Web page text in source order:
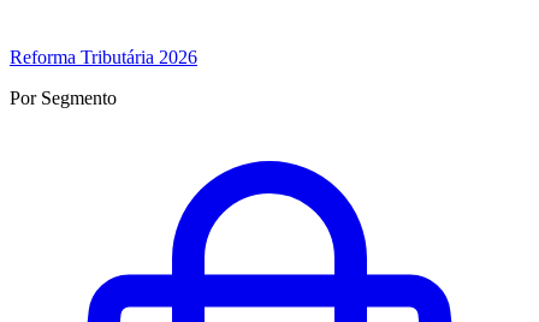
Reforma Tributária 2026
Por Segmento